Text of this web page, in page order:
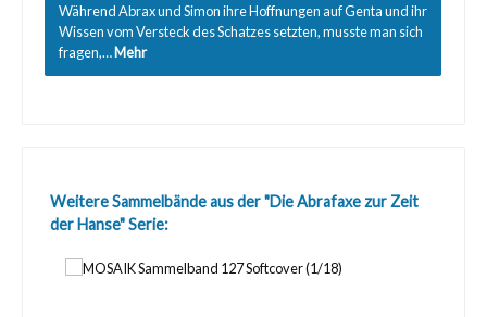
Während Abrax und Simon ihre Hoffnungen auf Genta und ihr
Wissen vom Versteck des Schatzes setzten, musste man sich
fragen,…Mehr
Produktgalerie überspringen
Weitere Sammelbände aus der "Die Abrafaxe zur Zeit
der Hanse" Serie: